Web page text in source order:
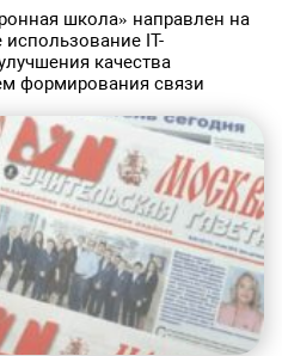
школа» направлен на
IT-
качества
формирования связи